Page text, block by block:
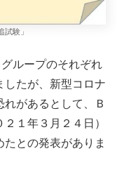
験」
ループのそれぞれ
したが、新型コロナ
があるとして、Ｂ
１年３月２４日）
との発表がありま